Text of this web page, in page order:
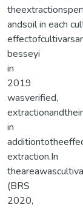
andsoil in each
besseyi
in
2019
wasverified,
in
extraction.In
(BRS
2020,